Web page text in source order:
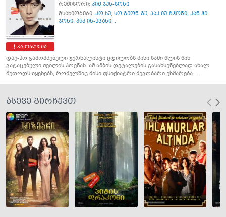
პრობლემა
რეჟისორი: კიმ ჯუნ-სონი
მსახიობები: კო სუ, სო გეონ-გუ, პაკ იუ-ჩჰონი, კან ჰე-
ჯონი, პაკ ინ-ჰვანი ...
დაე-ჰო გამომძებელი ჟურნალისტი ცდილობს მისი სამი წლის წინ
გატაცებული შვილის პოვნას. ამ ამბის დეტალების გასახსენებლად ახალ
მეთოდს იყენებს, რომელშიც მისი ფსიქიატრი მეგობარი ეხმარება ...
ასევე გირჩევთ